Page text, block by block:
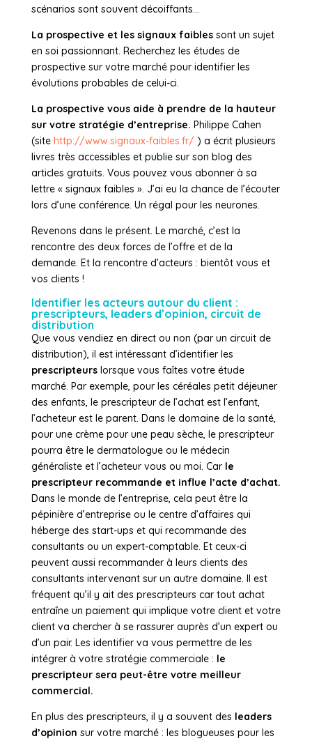
scénarios sont souvent décoiffants…
La prospective et les signaux faiblessont un sujet
en soi passionnant. Recherchez les études de
prospective sur votre marché pour identifier les
évolutions probables de celui-ci.
La prospective vous aide à prendre de la hauteur
sur votre stratégie d’entreprise. Philippe Cahen
(site http://www.signaux-faibles.fr/) a écrit plusieurs
livres très accessibles et publie sur son blog des
articles gratuits. Vous pouvez vous abonner à sa
lettre « signaux faibles ». J’ai eu la chance de l’écouter
lors d’une conférence. Un régal pour les neurones.
Revenons dans le présent. Le marché, c’est la
rencontre des deux forces de l’offre et de la
demande. Et la rencontre d’acteurs : bientôt vous et
vos clients !
Identifier les acteurs autour du client :
prescripteurs, leaders d’opinion, circuit de
distribution
Que vous vendiez en direct ou non (par un circuit de
distribution), il est intéressant d’identifier les
prescripteurs lorsque vous faîtes votre étude
marché. Par exemple, pour les céréales petit déjeuner
des enfants, le prescripteur de l’achat est l’enfant,
l’acheteur est le parent. Dans le domaine de la santé,
pour une crème pour une peau sèche, le prescripteur
pourra être le dermatologue ou le médecin
généraliste et l’acheteur vous ou moi. Car le
prescripteur recommande et influe l’acte d’achat.
Dans le monde de l’entreprise, cela peut être la
pépinière d’entreprise ou le centre d’affaires qui
héberge des start-ups et qui recommande des
consultants ou un expert-comptable. Et ceux-ci
peuvent aussi recommander à leurs clients des
consultants intervenant sur un autre domaine. Il est
fréquent qu’il y ait des prescripteurs car tout achat
entraîne un paiement qui implique votre client et votre
client va chercher à se rassurer auprès d’un expert ou
d’un pair. Les identifier va vous permettre de les
intégrer à votre stratégie commerciale : le
prescripteur sera peut-être votre meilleur
commercial.
En plus des prescripteurs, il y a souvent des leaders
d’opinion sur votre marché : les blogueuses pour les